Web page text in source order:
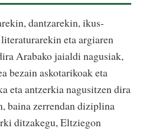
dantzarekin, ikus-
eta argiaren
Arabako jaialdi nagusiak,
bezain askotarikoak eta
eta antzerkia nagusitzen dira
baina zerrendan diziplina
ditzakegu, Eltziegon